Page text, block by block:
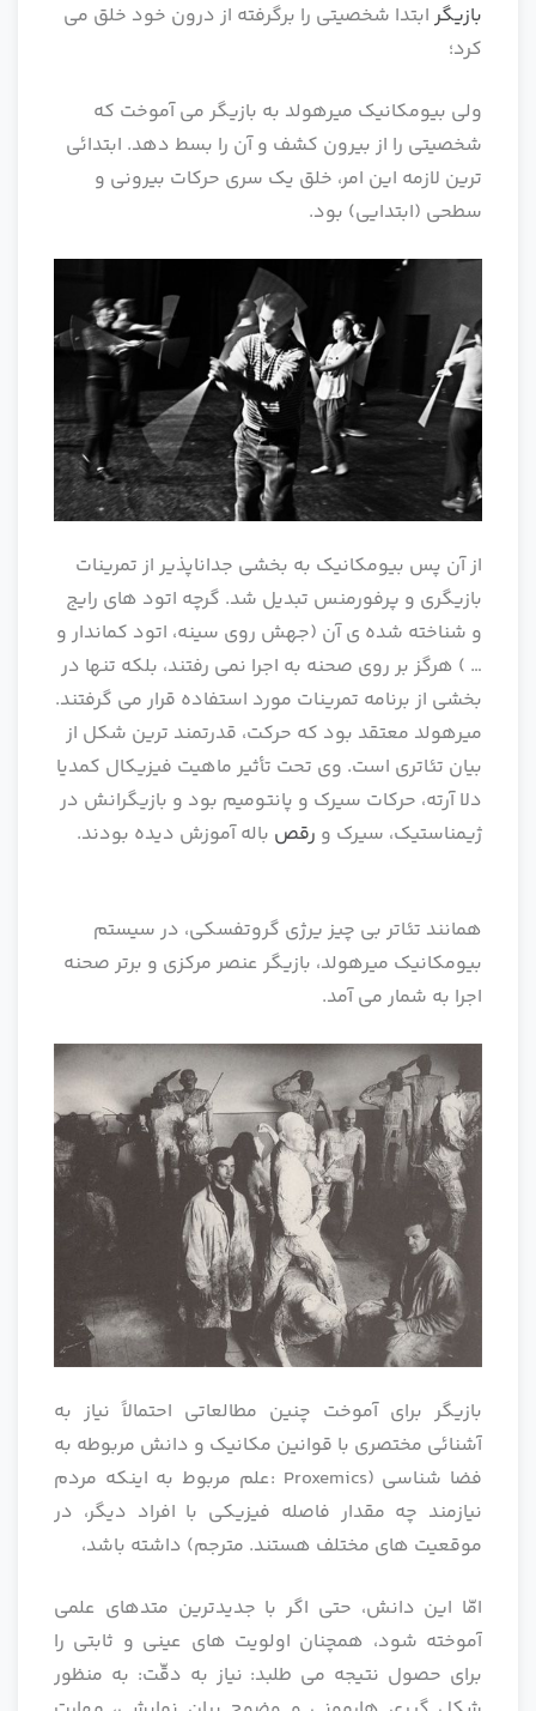
بازیگر ابتدا شخصیتی را برگرفته از درون خود خلق می
کرد؛
ولی بیومکانیک میرهولد به بازیگر می آموخت که
شخصیتی را از بیرون کشف و آن را بسط دهد. ابتدائی
ترین لازمه این امر، خلق یک سری حرکات بیرونی و
سطحی (ابتدایی) بود.
از آن پس بیومکانیک به بخشی جداناپذیر از تمرینات
بازیگری و پرفورمنس تبدیل شد. گرچه اتود های رایج
و شناخته شده ی آن (جهش روی سینه، اتود کماندار و
… ) هرگز بر روی صحنه به اجرا نمی رفتند، بلکه تنها در
بخشی از برنامه تمرینات مورد استفاده قرار می گرفتند.
میرهولد معتقد بود که حرکت، قدرتمند ترین شکل از
بیان تئاتری است. وی تحت تأثیر ماهیت فیزیکال کمدیا
دلا آرته، حرکات سیرک و پانتومیم بود و بازیگرانش در
ژیمناستیک، سیرک و رقص باله آموزش دیده بودند.
همانند تئاتر بی چیز یرژی گروتفسکی، در سیستم
بیومکانیک میرهولد، بازیگر عنصر مرکزی و برتر صحنه
اجرا به شمار می آمد.
بازیگر برای آموخت چنین مطالعاتی احتمالاً نیاز به
آشنائی مختصری با قوانین مکانیک و دانش مربوطه به
فضا شناسی (Proxemics :علم مربوط به اینکه مردم
نیازمند چه مقدار فاصله فیزیکی با افراد دیگر، در
موقعیت های مختلف هستند. مترجم) داشته باشد،
امّا این دانش، حتی اگر با جدیدترین متدهای علمی
آموخته شود، همچنان اولویت های عینی و ثابتی را
برای حصول نتیجه می طلبد: نیاز به دقّت: به منظور